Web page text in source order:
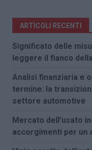
ARTICOLI RECENTI
Significato delle
leggere il fianco
Analisi finanziaria e
termine: la
settore automotive
Mercato dell’usato
accorgimenti per un